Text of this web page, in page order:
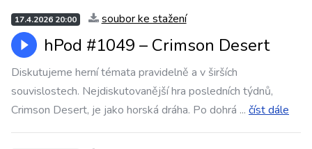
17.4.2026 20:00 soubor ke stažení
hPod #1049 – Crimson Desert
Diskutujeme herní témata pravidelně a v širších
souvislostech. Nejdiskutovanější hra posledních týdnů,
Crimson Desert, je jako horská dráha. Po dohrá ... číst dále